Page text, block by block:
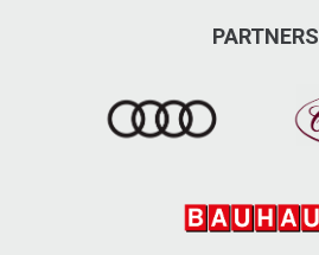
info@arepanorama.se
PARTNERS